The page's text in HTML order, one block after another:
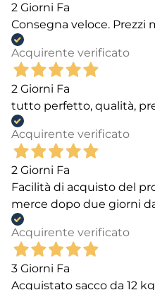
2 Giorni Fa
Consegna veloce. Prezzi
Acquirente verificato
2 Giorni Fa
tutto perfetto, qualità,
Acquirente verificato
2 Giorni Fa
Facilità di acquisto del
merce dopo due giorni
Acquirente verificato
3 Giorni Fa
Acquistato sacco da 12